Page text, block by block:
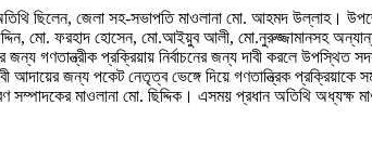
ছিলেন, জেলা সহ-সভাপতি মাওলানা মো. আহমদ উল্লাহ।
মো. ফরহাদ হোসেন, মো.আইয়ুব আলী, মো.নুরুজ্জামানসহ
প্রক্রিয়ায় নির্বাচনের জন্য দাবী করলে উপস্থিত
জন্য পকেট নেতৃত্ব ভেঙ্গে দিয়ে গণতান্ত্রিক
সম্পাদকের মাওলানা মো. ছিদ্দিক। এসময় প্রধান অতিথি অধ্যক্ষ